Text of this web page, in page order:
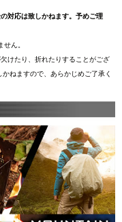
対応は致しかねます。予めご理
ん。
けたり、折れたりすることがござ
ねますので、あらかじめご了承く